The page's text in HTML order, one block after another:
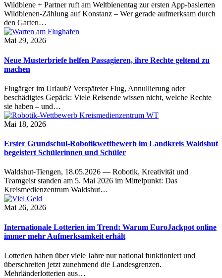
Wildbiene + Partner ruft am Weltbienentag zur ersten App-basierten
Wildbienen-Zählung auf Konstanz – Wer gerade aufmerksam durch
den Garten…
Mai 29, 2026
Neue Musterbriefe helfen Passagieren, ihre Rechte geltend zu
machen
Flugärger im Urlaub? Verspäteter Flug, Annullierung oder
beschädigtes Gepäck: Viele Reisende wissen nicht, welche Rechte
sie haben – und…
Mai 18, 2026
Erster Grundschul-Robotikwettbewerb im Landkreis Waldshut
begeistert Schülerinnen und Schüler
Waldshut-Tiengen, 18.05.2026 — Robotik, Kreativität und
Teamgeist standen am 5. Mai 2026 im Mittelpunkt: Das
Kreismedienzentrum Waldshut…
Mai 26, 2026
Internationale Lotterien im Trend: Warum EuroJackpot online
immer mehr Aufmerksamkeit erhält
Lotterien haben über viele Jahre nur national funktioniert und
überschreiten jetzt zunehmend die Landesgrenzen.
Mehrländerlotterien aus…